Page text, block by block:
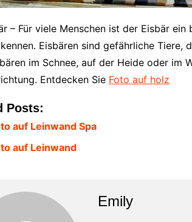
– Für viele Menschen ist der Eisbär
Eisbären sind gefährliche Tiere,
im Schnee, auf der Heide oder im
Entdecken Sie Foto auf holz
Posts:
auf Leinwand Spa
auf Leinwand
Emily